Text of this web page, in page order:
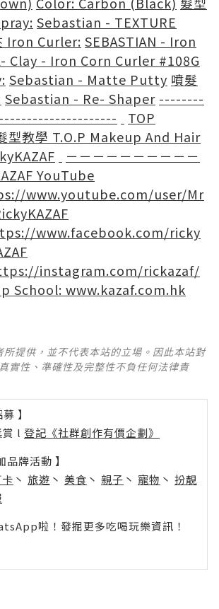
Sebastian - TEXTURE
Iron Curler: SEBASTIAN - Iron
Clay - Iron Corn Curler #108G
Sebastian - Matte Putty 噴髮
Sebastian - Re- Shaper --------
TOP
型教學 T.O.P Makeup And Hair
－－－－－－－－－－
YouTube
www.youtube.com/user/Mr
www.facebook.com/ricky
instagram.com/rickazaf/
School: www.kazaf.com.hk
所提供，並不代表本站的立場。因此本站對
實性、準確性及完整性不負任何法律責
】
l 登記《社群創作有價企劃》
品牌活動 】
丶 旅遊 丶 美食 丶 親子 丶 寵物 丶 扮靚
啦！發掘更多吃喝玩樂資訊！